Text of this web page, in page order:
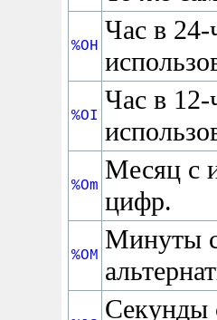
%OH
Час в 24-
%OI
Час в 12-
%Om
Месяц с
цифр.
%OM
Минуты
Секунды